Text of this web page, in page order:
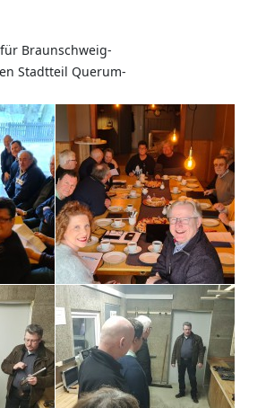
Braunschweig-
Stadtteil Querum-